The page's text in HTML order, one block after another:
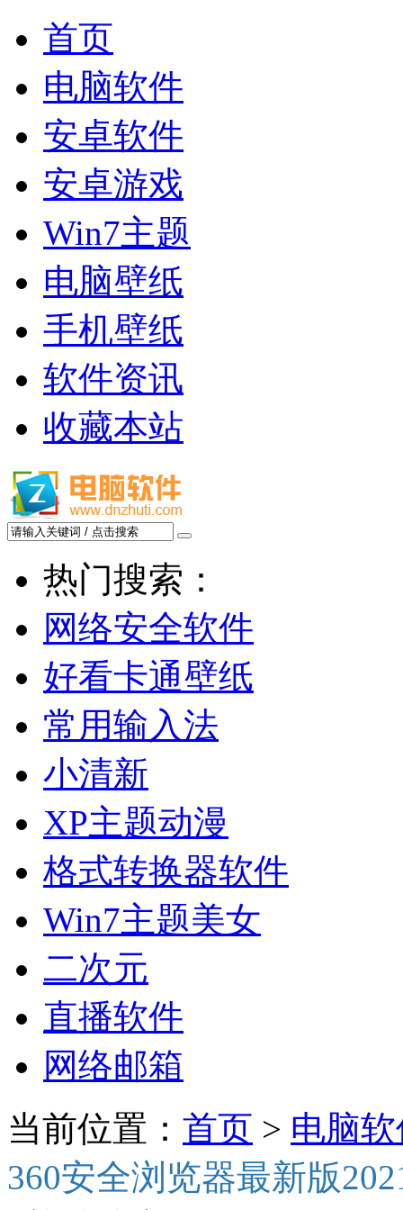
首页
电脑软件
安卓软件
安卓游戏
Win7主题
电脑壁纸
手机壁纸
软件资讯
收藏本站
热门搜索：
网络安全软件
好看卡通壁纸
常用输入法
小清新
XP主题动漫
格式转换器软件
Win7主题美女
二次元
直播软件
网络邮箱
当前位置： 首页 > 电脑
360安全浏览器最新版